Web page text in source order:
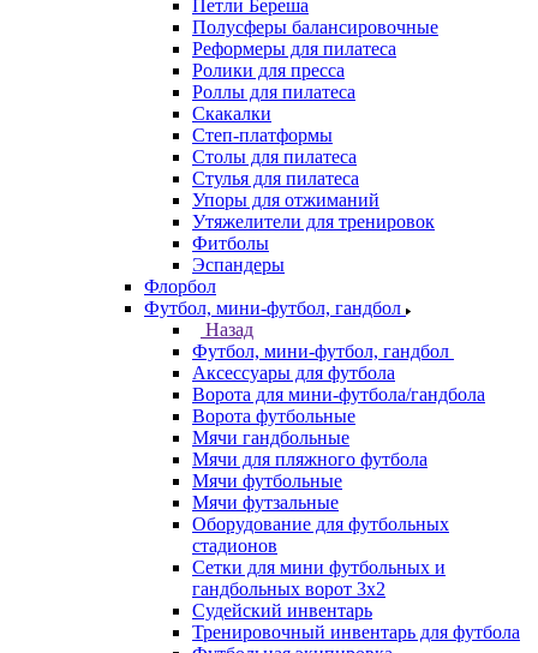
Петли Береша
Полусферы балансировочные
Реформеры для пилатеса
Ролики для пресса
Роллы для пилатеса
Скакалки
Степ-платформы
Столы для пилатеса
Стулья для пилатеса
Упоры для отжиманий
Утяжелители для тренировок
Фитболы
Эспандеры
Флорбол
Футбол, мини-футбол, гандбол
Назад
Футбол, мини-футбол, гандбол
Аксессуары для футбола
Ворота для мини-футбола/гандбола
Ворота футбольные
Мячи гандбольные
Мячи для пляжного футбола
Мячи футбольные
Мячи футзальные
Оборудование для футбольных
стадионов
Сетки для мини футбольных и
гандбольных ворот 3х2
Судейский инвентарь
Тренировочный инвентарь для футбола